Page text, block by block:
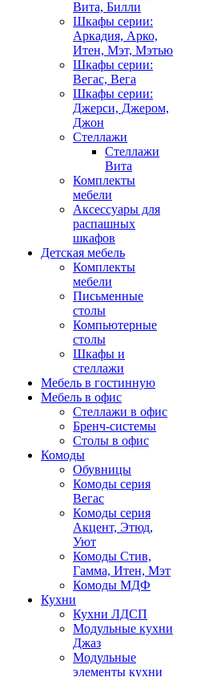
Вита, Билли
Шкафы серии:
Аркадия, Арко,
Итен, Мэт, Мэтью
Шкафы серии:
Вегас, Вега
Шкафы серии:
Джерси, Джером,
Джон
Стеллажи
Стеллажи
Вита
Комплекты
мебели
Аксессуары для
распашных
шкафов
Детская мебель
Комплекты
мебели
Письменные
столы
Компьютерные
столы
Шкафы и
стеллажи
Мебель в гостинную
Мебель в офис
Стеллажи в офис
Бренч-системы
Столы в офис
Комоды
Обувницы
Комоды серия
Вегас
Комоды серия
Акцент, Этюд,
Уют
Комоды Стив,
Гамма, Итен, Мэт
Комоды МДФ
Кухни
Кухни ЛДСП
Модульные кухни
Джаз
Модульные
элементы кухни